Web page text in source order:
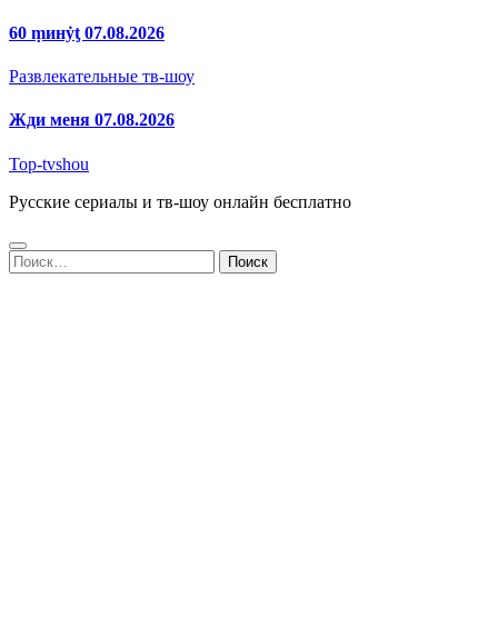
60 ṃинẏƫ 07.08.2026
Развлекательные тв-шоу
Жди меня 07.08.2026
Top-tvshou
Русские сериалы и тв-шоу онлайн бесплатно
Найти: